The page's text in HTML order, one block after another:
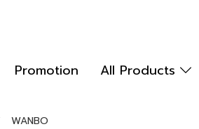
Promotion All Products
WANBO